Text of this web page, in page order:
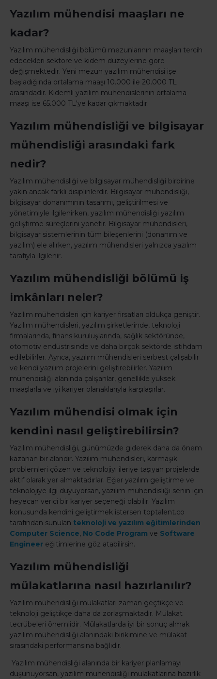
Yazılım mühendisi maaşları ne
kadar?
Yazılım mühendisliği bölümü mezunlarının maaşları tercih
edecekleri sektöre ve kıdem düzeylerine göre
değişmektedir. Yeni mezun yazılım mühendisi işe
başladığında ortalama maaşı 10.000 ile 20.000 TL
arasındadır. Kıdemli yazılım mühendislerinin ortalama
maaşı ise 65.000 TL'ye kadar çıkmaktadır.
Yazılım mühendisliği ve bilgisayar
mühendisliği arasındaki fark
nedir?
Yazılım mühendisliği ve bilgisayar mühendisliği birbirine
yakın ancak farklı disiplinlerdir. Bilgisayar mühendisliği,
bilgisayar donanımının tasarımı, geliştirilmesi ve
yönetimiyle ilgilenirken, yazılım mühendisliği yazılım
geliştirme süreçlerini yönetir. Bilgisayar mühendisleri,
bilgisayar sistemlerinin tüm bileşenlerini (donanım ve
yazılım) ele alırken, yazılım mühendisleri yalnızca yazılım
tarafıyla ilgilenir.
Yazılım mühendisliği bölümü iş
imkânları neler?
Yazılım mühendisleri için kariyer fırsatları oldukça geniştir.
Yazılım mühendisleri, yazılım şirketlerinde, teknoloji
firmalarında, finans kuruluşlarında, sağlık sektöründe,
otomotiv endüstrisinde ve daha birçok sektörde istihdam
edilebilirler. Ayrıca, yazılım mühendisleri serbest çalışabilir
ve kendi yazılım projelerini geliştirebilirler. Yazılım
mühendisliği alanında çalışanlar, genellikle yüksek
maaşlarla ve iyi kariyer olanaklarıyla karşılaşırlar.
Yazılım mühendisi olmak için
kendini nasıl geliştirebilirsin?
Yazılım mühendisliği, günümüzde giderek daha da önem
kazanan bir alandır. Yazılım mühendisleri, karmaşık
problemleri çözen ve teknolojiyi ileriye taşıyan projelerde
aktif olarak yer almaktadırlar. Eğer yazılım geliştirme ve
teknolojiye ilgi duyuyorsan, yazılım mühendisliği senin için
heyecan verici bir kariyer seçeneği olabilir. Yazılım
konusunda kendini geliştirmek istersen toptalent.co
tarafından sunulan teknoloji ve yazılım eğitimlerinden
Computer Science, No Code Program ve Software
Engineer eğitimlerine göz atabilirsin.
Yazılım mühendisliği
mülakatlarına nasıl hazırlanılır?
Yazılım mühendisliği mülakatları zaman geçtikçe ve
teknoloji geliştikçe daha da zorlaşmaktadır. Mülakat
tecrübeleri önemlidir. Mülakatlarda iyi bir sonuç almak
yazılım mühendisliği alanındaki birikimine ve mülakat
sırasındaki performansına bağlıdır.
Yazılım mühendisliği alanında bir kariyer planlamayı
düşünüyorsan, yazılım mühendisliği mülakatlarına hazırlık